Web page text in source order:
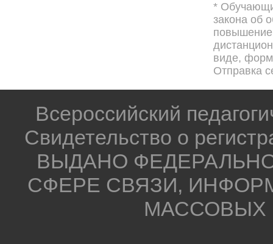
*
закона об
виде,
Отправка
Всероссийский
Свидетельство о
ВЫДАНО
СФЕРЕ СВЯЗИ,
МАССОВЫХ